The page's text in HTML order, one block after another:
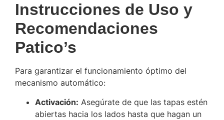
Instrucciones de Uso y
Recomendaciones
Patico’s
Para garantizar el funcionamiento óptimo del
mecanismo automático:
Activación: Asegúrate de que las tapas estén
abiertas hacia los lados hasta que hagan un